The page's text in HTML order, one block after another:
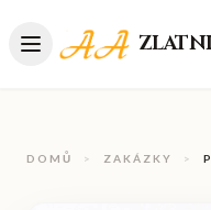
DOMŮ > ZAKÁZKY >